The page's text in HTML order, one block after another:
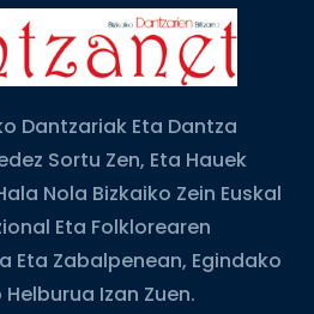
Dantzariak Eta Dantza
Sortu Zen, Eta Hauek
Nola Bizkaiko Zein Euskal
Eta Folklorearen
Eta Zabalpenean, Egindako
Izan Zuen.